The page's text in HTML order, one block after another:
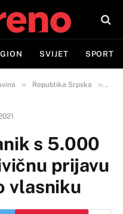
SVIJET SPORT
» Republika Srpska »
s 5.000
prijavu
vlasniku